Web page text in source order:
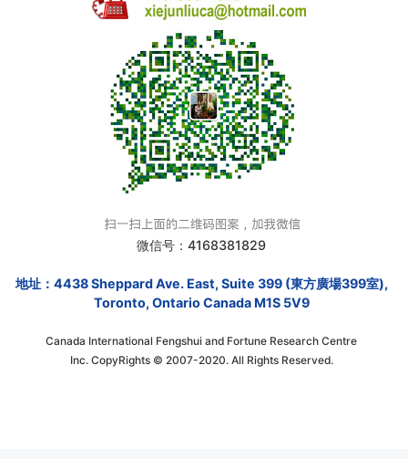
微信号：4168381829
地址：4438 Sheppard Ave. East, Suite 399 (東方廣場399室),
Toronto, Ontario Canada M1S 5V9
Canada International Fengshui and Fortune Research Centre
Inc. CopyRights © 2007-2020. All Rights Reserved.